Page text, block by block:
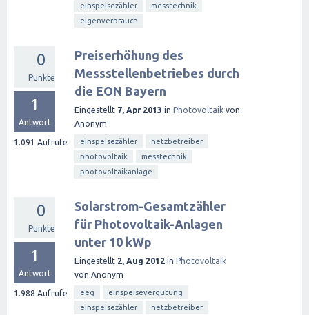
einspeisezähler
messtechnik
eigenverbrauch
0
Punkte
1
Antwort
1.091 Aufrufe
Preiserhöhung des
Messstellenbetriebes durch
die EON Bayern
Eingestellt 7, Apr 2013 in Photovoltaik von
Anonym
einspeisezähler
netzbetreiber
photovoltaik
messtechnik
photovoltaikanlage
0
Punkte
1
Antwort
1.988 Aufrufe
Solarstrom-Gesamtzähler
für Photovoltaik-Anlagen
unter 10 kWp
Eingestellt 2, Aug 2012 in Photovoltaik
von Anonym
eeg
einspeisevergütung
einspeisezähler
netzbetreiber